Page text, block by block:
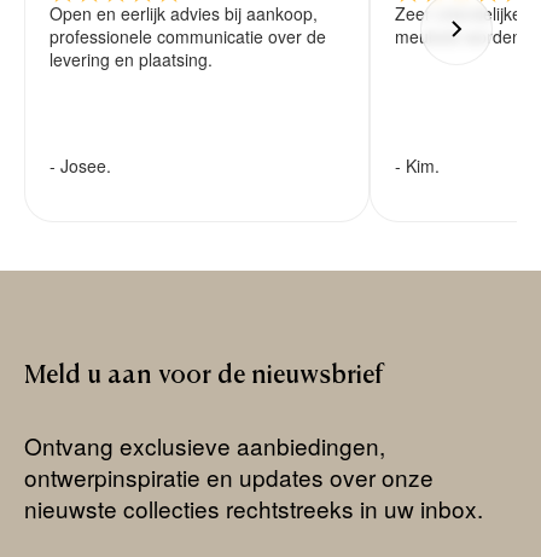
Open en eerlijk advies bij aankoop,
professionele communicatie over de
levering en plaatsing.
- Josee.
Zeer vriendelijke
meubels worden
- Kim.
Meld u aan voor de nieuwsbrief
Ontvang exclusieve aanbiedingen,
ontwerpinspiratie en updates over onze
nieuwste collecties rechtstreeks in uw inbox.